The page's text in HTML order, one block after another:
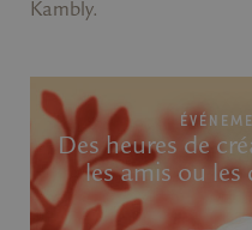
Kambly.
Des heures de
les amis ou les